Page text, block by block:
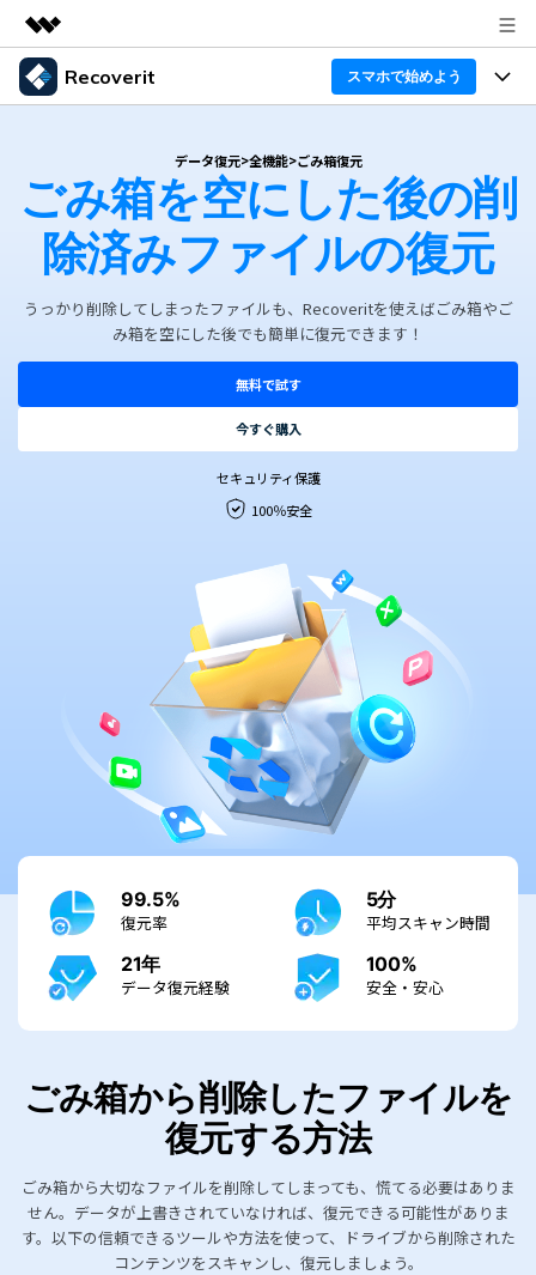
製品
概要
ソリューション
企業情報
プラン＆価格
サポート
Recoverit スマホで始めよう
Recoverit for Windows
AI
Windowsデータ復元ならRecoverit！確実な復元技術と
安心のサポート
スマホで始めよう
Recoverit for Mac
Macの大切なデータを制限なく完全復元
Recoverit 無料版
消えたデータ/ 誤削除したデータも完全無料で復元
スマホで始めよう
関連製品（データ修復/ バックアップ）
Repairit - データ修復
UBackit - データバックアップ
機能一覧
ドライブから復元
削除されたメディアを復元
独自の復元ソリューション 新着
データ損失のシナリオ
データ復元事例
データ復元
Recoveritとは
ログイン
スマホで始めよう
データ復元>全機能>ごみ箱復元
ごみ箱を空にした後の削
除済みファイルの復元
うっかり削除してしまったファイルも、Recoveritを使えばごみ箱やご
み箱を空にした後でも簡単に復元できます！
無料で試す
今すぐ購入
セキュリティ保護
100％安全
99.5%
復元率
5分
平均スキャン時間
21年
データ復元経験
100%
安全・安心
ごみ箱から削除したファイルを
復元する方法
ごみ箱から大切なファイルを削除してしまっても、慌てる必要はありま
せん。データが上書きされていなければ、復元できる可能性がありま
す。以下の信頼できるツールや方法を使って、ドライブから削除された
コンテンツをスキャンし、復元しましょう。